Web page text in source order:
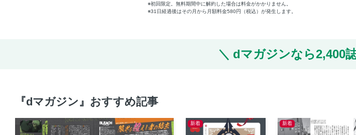
初回限定。無料期間中に解約した場合は料金がかかりません。
31日経過後はその月から月額料金580円（税込）が発生します。
dマガジンなら2,400
『dマガジン』おすすめ記事
新着 新着